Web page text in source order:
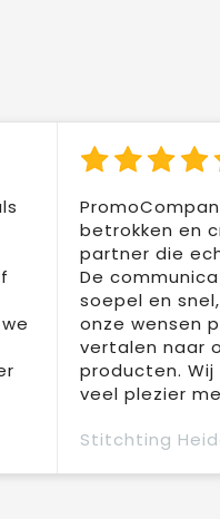
betrokken en
partner die
De
soepel en
onze wensen
vertalen naar
producten.
veel plezier
Stitchting